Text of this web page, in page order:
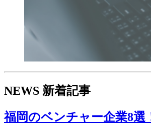
NEWS 新着記事
福岡のベンチャー企業8選